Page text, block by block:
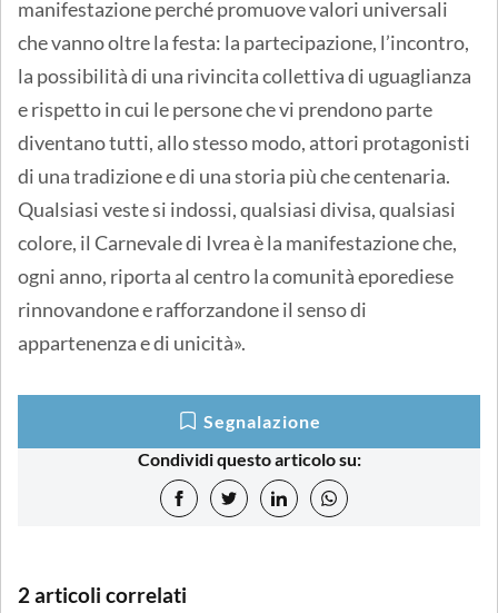
manifestazione perché promuove valori universali
che vanno oltre la festa: la partecipazione, l’incontro,
la possibilità di una rivincita collettiva di uguaglianza
e rispetto in cui le persone che vi prendono parte
diventano tutti, allo stesso modo, attori protagonisti
di una tradizione e di una storia più che centenaria.
Qualsiasi veste si indossi, qualsiasi divisa, qualsiasi
colore, il Carnevale di Ivrea è la manifestazione che,
ogni anno, riporta al centro la comunità eporediese
rinnovandone e rafforzandone il senso di
appartenenza e di unicità».
Segnalazione
Condividi questo articolo su:
2 articoli correlati